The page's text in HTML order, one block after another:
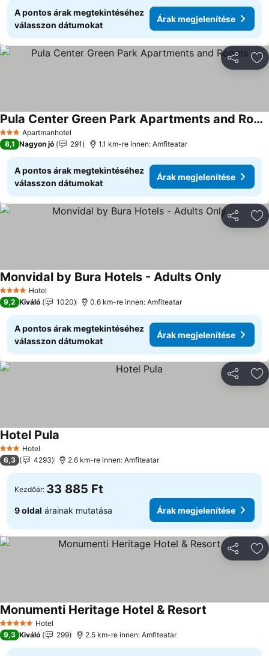
A pontos árak megtekintéséhez
válasszon dátumokat
Árak megjelenítése
3 KategóriaApartmanhotel
Pula Center Green Park Apartments and Rooms
8,1 Nagyon jó 291 1.1 km-re innen: Amfiteatar
A pontos árak megtekintéséhez
válasszon dátumokat
Árak megjelenítése
4 KategóriaHotel
Monvidal by Bura Hotels - Adults Only
9,2 Kiváló 1020 0.6 km-re innen: Amfiteatar
A pontos árak megtekintéséhez
válasszon dátumokat
Árak megjelenítése
3 Kategória
Hotel
Hotel Pula
6,3 4293 2.6 km-re innen: Amfiteatar
Kezdőár: 33 885 Ft
9 oldal árainak mutatása Árak megjelenítése
5 KategóriaHotel
Monumenti Heritage Hotel & Resort
9,3 Kiváló 299 2.5 km-re innen: Amfiteatar